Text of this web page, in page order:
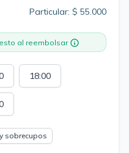
Particular: $ 55.000
al reembolsar
18:00
sobrecupos